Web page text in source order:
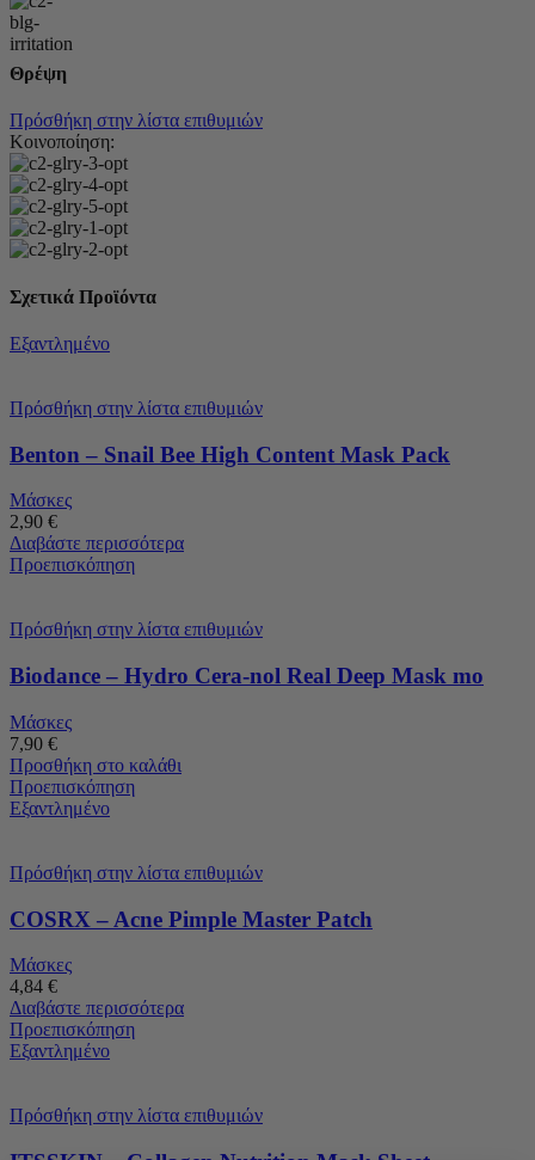
Θρέψη
Πρόσθήκη στην λίστα επιθυμιών
Κοινοποίηση:
Σχετικά Προϊόντα
Εξαντλημένο
Πρόσθήκη στην λίστα επιθυμιών
Benton – Snail Bee High Content Mask Pack
Μάσκες
2,90 €
Διαβάστε περισσότερα
Προεπισκόπηση
Πρόσθήκη στην λίστα επιθυμιών
Biodance – Hydro Cera-nol Real Deep Mask mo
Μάσκες
7,90 €
Προσθήκη στο καλάθι
Προεπισκόπηση
Εξαντλημένο
Πρόσθήκη στην λίστα επιθυμιών
COSRX – Acne Pimple Master Patch
Μάσκες
4,84 €
Διαβάστε περισσότερα
Προεπισκόπηση
Εξαντλημένο
Πρόσθήκη στην λίστα επιθυμιών